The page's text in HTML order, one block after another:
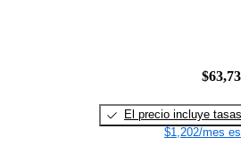
El precio incluye tasas
$1,202/mes